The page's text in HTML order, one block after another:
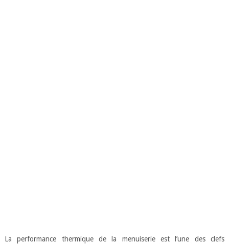
La performance thermique de la menuiserie est l’une des clefs